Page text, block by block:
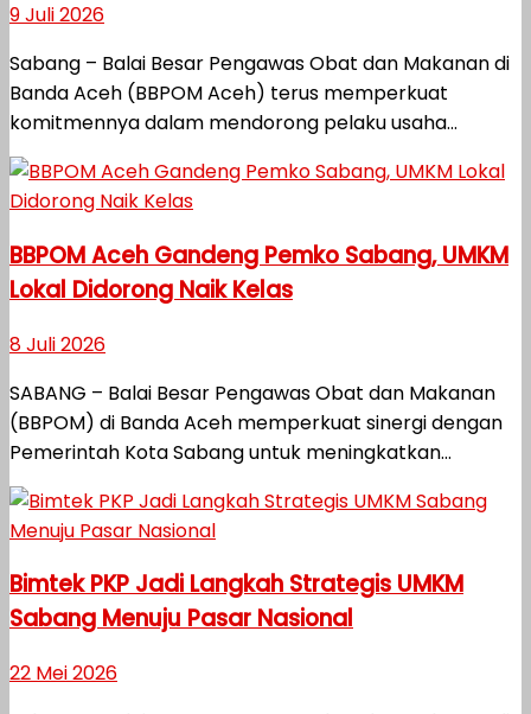
9 Juli 2026
Sabang – Balai Besar Pengawas Obat dan Makanan di
Banda Aceh (BBPOM Aceh) terus memperkuat
komitmennya dalam mendorong pelaku usaha...
BBPOM Aceh Gandeng Pemko Sabang, UMKM
Lokal Didorong Naik Kelas
8 Juli 2026
SABANG – Balai Besar Pengawas Obat dan Makanan
(BBPOM) di Banda Aceh memperkuat sinergi dengan
Pemerintah Kota Sabang untuk meningkatkan...
Bimtek PKP Jadi Langkah Strategis UMKM
Sabang Menuju Pasar Nasional
22 Mei 2026